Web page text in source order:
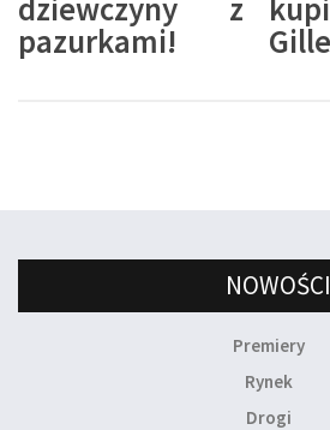
pazurkami!
NOWOŚCI
Premiery
Rynek
Drogi